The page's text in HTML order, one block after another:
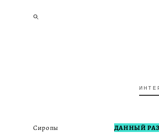
Сиропы
ДАННЫЙ